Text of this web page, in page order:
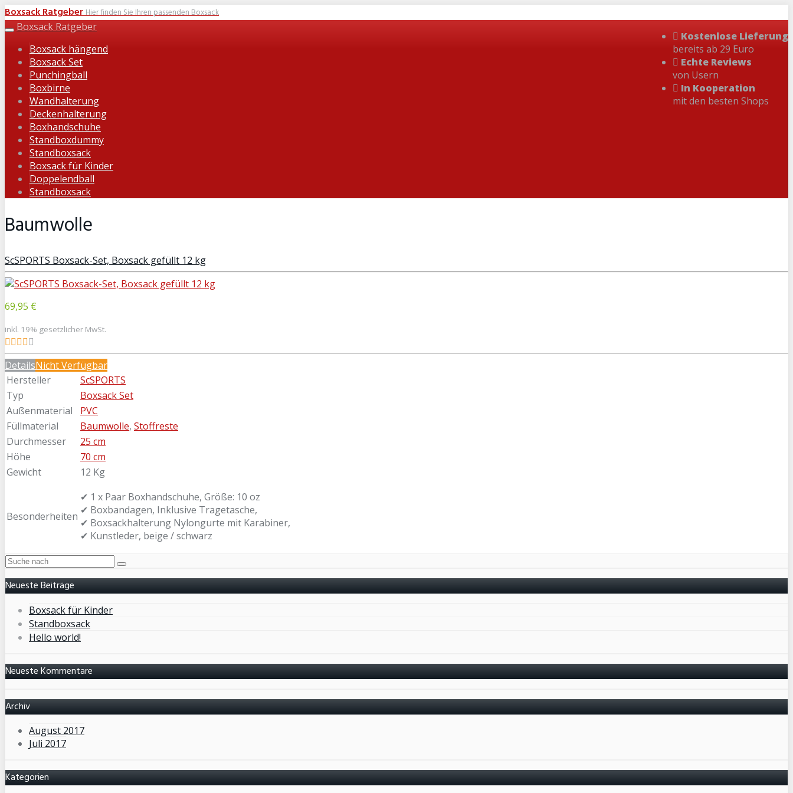
Skip
to
content
Boxsack RatgeberHier finden Sie Ihren passenden Boxsack
Kostenlose Lieferung
bereits ab 29 Euro
Echte Reviews
von Usern
In Kooperation
mit den besten Shops
Toggle
Boxsack Ratgeber
Boxsack hängend
Boxsack Set
Punchingball
Boxbirne
Wandhalterung
Deckenhalterung
Boxhandschuhe
Standboxdummy
Standboxsack
Boxsack für Kinder
Doppelendball
Standboxsack
Baumwolle
ScSPORTS Boxsack-Set, Boxsack gefüllt 12 kg
69,95 €
inkl. 19% gesetzlicher MwSt.
DetailsNicht Verfügbar
Hersteller
ScSPORTS
Typ
Boxsack Set
Außenmaterial
PVC
Füllmaterial
Baumwolle, Stoffreste
Durchmesser
25 cm
Höhe
70 cm
Gewicht
12 Kg
Besonderheiten
✔ 1 x Paar Boxhandschuhe, Größe: 10 oz
✔ Boxbandagen, Inklusive Tragetasche,
✔ Boxsackhalterung Nylongurte mit Karabiner,
✔ Kunstleder, beige / schwarz
Neueste Beiträge
Boxsack für Kinder
Standboxsack
Hello world!
Neueste Kommentare
Archiv
August 2017
Juli 2017
Kategorien